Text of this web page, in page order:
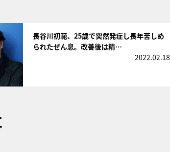
長谷川初範、25歳で突然発症し長年苦しめ
られたぜん息。改善後は精…
2022.02.18